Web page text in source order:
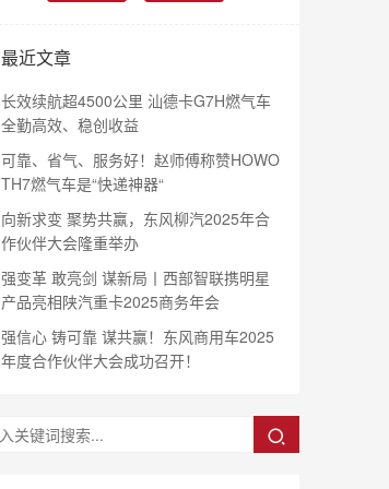
最近文章
长效续航超4500公里 汕德卡G7H燃气车
全勤高效、稳创收益
可靠、省气、服务好！赵师傅称赞HOWO
TH7燃气车是“快递神器“
向新求变 聚势共赢，东风柳汽2025年合
作伙伴大会隆重举办
强变革 敢亮剑 谋新局丨西部智联携明星
产品亮相陕汽重卡2025商务年会
强信心 铸可靠 谋共赢！东风商用车2025
年度合作伙伴大会成功召开！